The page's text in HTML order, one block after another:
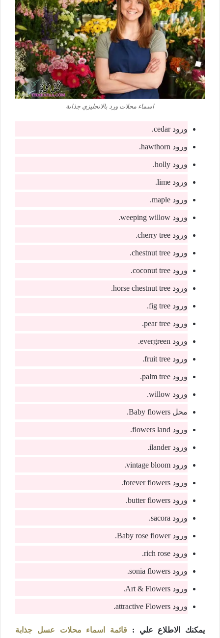
اسماء محلات ورد بالانجليزي جذابة
ورود cedar.
ورود hawthorn.
ورود holly.
ورود lime.
ورود maple.
ورود weeping willow.
ورود cherry tree.
ورود chestnut tree.
ورود coconut tree.
ورود horse chestnut tree.
ورود fig tree.
ورود pear tree.
ورود evergreen.
ورود fruit tree.
ورود palm tree.
ورود willow.
محل Baby flowers.
ورود flowers land.
ورود ilander.
ورود vintage bloom.
ورود forever flowers.
ورود butter flowers.
ورود sacora.
ورود Baby rose flower.
ورود rich rose.
ورود sonia flowers.
ورود Art & Flowers.
ورود attractive Flowers.
يمكنك الاطلاع علي : قائمة اسماء محلات عسل جذابة